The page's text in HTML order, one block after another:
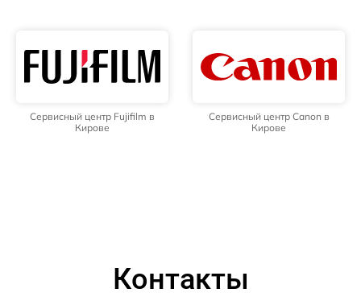
Сервисный центр Fujifilm в
Кирове
Сервисный центр Canon в
Кирове
Контакты